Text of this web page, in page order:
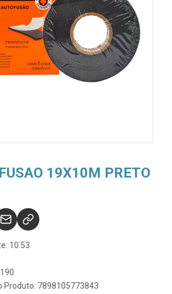
19X10M PRETO
10.53
Produto: 7898105773843